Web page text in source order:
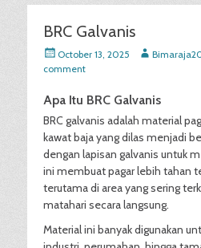
BRC Galvanis
Posted
on
October 13, 2025 Author
comment
Apa Itu BRC Galvanis
BRC galvanis adalah material
kawat baja yang dilas menjadi
dengan lapisan galvanis untuk
ini membuat pagar lebih tahan
terutama di area yang sering
matahari secara langsung.
Material ini banyak digunakan